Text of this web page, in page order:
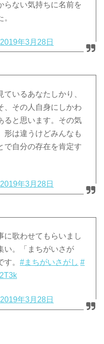
らない気持ちに名前を
2019年3月28日
いるあなたしかり、
、その人自身にしかわ
ると思います。その気
形は違うけどみんなも
で自分の存在を肯定す
2019年3月28日
に歌わせてもらいまし
い。「まちがいさが
す。#まちがいさがし #
2019年3月28日